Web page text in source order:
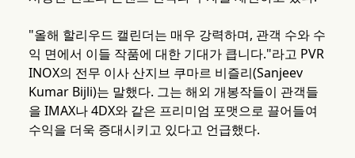
"올해 할리우드 캘린더는 매우 강력하며, 관객 수와 수
익 면에서 이들 작품에 대한 기대가 큽니다."라고 PVR
INOX의 전무 이사 산지브 쿠마르 비즐리(Sanjeev
Kumar Bijli)는 말했다. 그는 해외 개봉작들이 관객들
을 IMAX나 4DX와 같은 프리미엄 포맷으로 끌어들여
수익을 더욱 증대시키고 있다고 언급했다.